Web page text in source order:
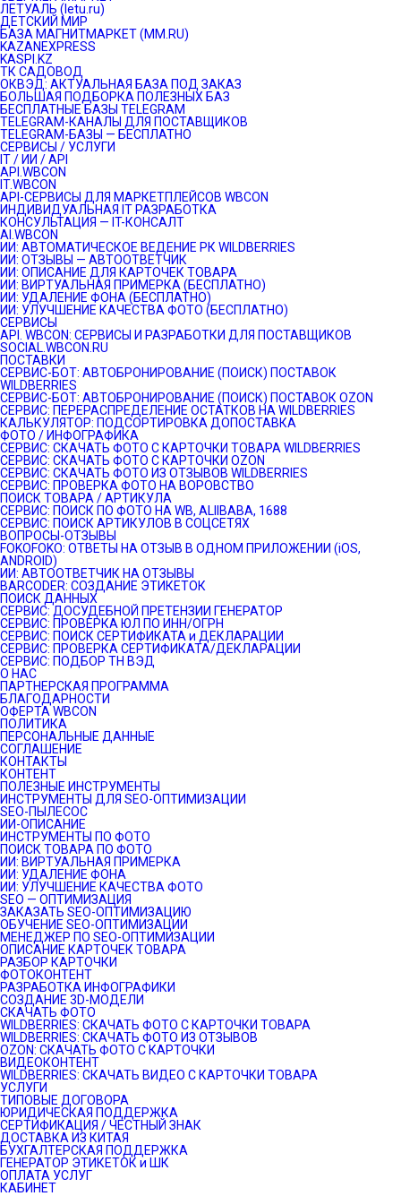
ЛЕТУАЛЬ (letu.ru)
ДЕТСКИЙ МИР
БАЗА МАГНИТМАРКЕТ (MM.RU)
KAZANEXPRESS
KASPI.KZ
ТК САДОВОД
ОКВЭД: АКТУАЛЬНАЯ БАЗА ПОД ЗАКАЗ
БОЛЬШАЯ ПОДБОРКА ПОЛЕЗНЫХ БАЗ
БЕСПЛАТНЫЕ БАЗЫ TELEGRAM
TELEGRAM-КАНАЛЫ ДЛЯ ПОСТАВЩИКОВ
TELEGRAM-БАЗЫ — БЕСПЛАТНО
СЕРВИСЫ / УСЛУГИ
IT / ИИ / API
API.WBCON
IT.WBCON
API-СЕРВИСЫ ДЛЯ МАРКЕТПЛЕЙСОВ WBCON
ИНДИВИДУАЛЬНАЯ IT РАЗРАБОТКА
КОНСУЛЬТАЦИЯ — IT-КОНСАЛТ
AI.WBCON
ИИ: АВТОМАТИЧЕСКОЕ ВЕДЕНИЕ РК WILDBERRIES
ИИ: ОТЗЫВЫ — АВТООТВЕТЧИК
ИИ: ОПИСАНИЕ ДЛЯ КАРТОЧЕК ТОВАРА
ИИ: ВИРТУАЛЬНАЯ ПРИМЕРКА (БЕСПЛАТНО)
ИИ: УДАЛЕНИЕ ФОНА (БЕСПЛАТНО)
ИИ: УЛУЧШЕНИЕ КАЧЕСТВА ФОТО (БЕСПЛАТНО)
СЕРВИСЫ
API. WBCON: СЕРВИСЫ И РАЗРАБОТКИ ДЛЯ ПОСТАВЩИКОВ
SOCIAL.WBCON.RU
ПОСТАВКИ
CЕРВИС-БОТ: АВТОБРОНИРОВАНИЕ (ПОИСК) ПОСТАВОК
WILDBERRIES
СЕРВИС-БОТ: АВТОБРОНИРОВАНИЕ (ПОИСК) ПОСТАВОК OZON
СЕРВИС: ПЕРЕРАСПРЕДЕЛЕНИЕ ОСТАТКОВ НА WILDBERRIES
КАЛЬКУЛЯТОР: ПОДСОРТИРОВКА ДОПОСТАВКА
ФОТО / ИНФОГРАФИКА
СЕРВИС: СКАЧАТЬ ФОТО С КАРТОЧКИ ТОВАРА WILDBERRIES
СЕРВИС: СКАЧАТЬ ФОТО С КАРТОЧКИ OZON
СЕРВИС: СКАЧАТЬ ФОТО ИЗ ОТЗЫВОВ WILDBERRIES
СЕРВИС: ПРОВЕРКА ФОТО НА ВОРОВСТВО
ПОИСК ТОВАРА / АРТИКУЛА
СЕРВИС: ПОИСК ПО ФОТО НА WB, ALIIBABA, 1688
СЕРВИС: ПОИСК АРТИКУЛОВ В СОЦСЕТЯХ
ВОПРОСЫ-ОТЗЫВЫ
FOKOFOKO: ОТВЕТЫ НА ОТЗЫВ В ОДНОМ ПРИЛОЖЕНИИ (iOS,
ANDROID)
ИИ: АВТООТВЕТЧИК НА ОТЗЫВЫ
BARCODER: СОЗДАНИЕ ЭТИКЕТОК
ПОИСК ДАННЫХ
СЕРВИС: ДОСУДЕБНОЙ ПРЕТЕНЗИИ ГЕНЕРАТОР
СЕРВИС: ПРОВЕРКА ЮЛ ПО ИНН/ОГРН
СЕРВИС: ПОИСК СЕРТИФИКАТА и ДЕКЛАРАЦИИ
СЕРВИС: ПРОВЕРКА СЕРТИФИКАТА/ДЕКЛАРАЦИИ
СЕРВИС: ПОДБОР ТН ВЭД
О НАС
ПАРТНЕРСКАЯ ПРОГРАММА
БЛАГОДАРНОСТИ
ОФЕРТА WBCON
ПОЛИТИКА
ПЕРСОНАЛЬНЫЕ ДАННЫЕ
СОГЛАШЕНИЕ
КОНТАКТЫ
КОНТЕНТ
ПОЛЕЗНЫЕ ИНСТРУМЕНТЫ
ИНСТРУМЕНТЫ ДЛЯ SEO-ОПТИМИЗАЦИИ
SEO-ПЫЛЕСОС
ИИ-ОПИСАНИЕ
ИНСТРУМЕНТЫ ПО ФОТО
ПОИСК ТОВАРА ПО ФОТО
ИИ: ВИРТУАЛЬНАЯ ПРИМЕРКА
ИИ: УДАЛЕНИЕ ФОНА
ИИ: УЛУЧШЕНИЕ КАЧЕСТВА ФОТО
SEO — ОПТИМИЗАЦИЯ
ЗАКАЗАТЬ SEO-ОПТИМИЗАЦИЮ
ОБУЧЕНИЕ SEO-ОПТИМИЗАЦИИ
МЕНЕДЖЕР ПО SEO-ОПТИМИЗАЦИИ
ОПИСАНИЕ КАРТОЧЕК ТОВАРА
РАЗБОР КАРТОЧКИ
ФОТОКОНТЕНТ
РАЗРАБОТКА ИНФОГРАФИКИ
СОЗДАНИЕ 3D-МОДЕЛИ
СКАЧАТЬ ФОТО
WILDBERRIES: СКАЧАТЬ ФОТО С КАРТОЧКИ ТОВАРА
WILDBERRIES: СКАЧАТЬ ФОТО ИЗ ОТЗЫВОВ
OZON: СКАЧАТЬ ФОТО С КАРТОЧКИ
ВИДЕОКОНТЕНТ
WILDBERRIES: СКАЧАТЬ ВИДЕО С КАРТОЧКИ ТОВАРА
УСЛУГИ
ТИПОВЫЕ ДОГОВОРА
ЮРИДИЧЕСКАЯ ПОДДЕРЖКА
СЕРТИФИКАЦИЯ / ЧЕСТНЫЙ ЗНАК
ДОСТАВКА ИЗ КИТАЯ
БУХГАЛТЕРСКАЯ ПОДДЕРЖКА
ГЕНЕРАТОР ЭТИКЕТОК и ШК
ОПЛАТА УСЛУГ
КАБИНЕТ